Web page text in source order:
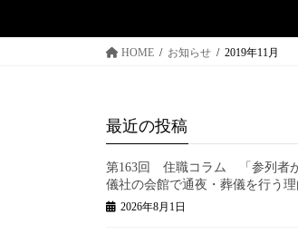
HOME お知らせ 2019年11月
最近の投稿
第163回 住職コラム 「参列者
儀社の会館で通夜・葬儀を行う理
2026年8月1日